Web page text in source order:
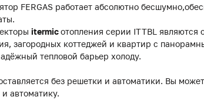
FERGAS работает абсолютно
itermicотопления серии ITTBL
загородных коттеджей и квартир с
тепловой барьер холоду.
без решетки и автоматики. Вы
автоматику.